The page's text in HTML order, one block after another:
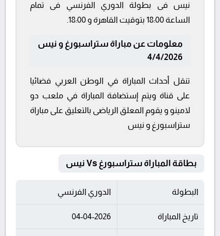
نيس فى بطولة الدوري الفرنسي فى تمام
الساعة 18:00 بتوقيت القاهرة و 18:00.
معلومات عن مباراة ستراسبورغ و نيس
4/4/2026
تنقل أحداث المباراة في الوطن العربي فضائيا
على قناة ويتم إستضافة المباراة في ملعب دو
لامينو و يقوم المعلق الرياضى بالتعليق على مباراة
ستراسبورغ و نيس
بطاقة المباراة ستراسبورغ Vs نيس
البطولة الدوري الفرنسي
تاريخ المباراة 04-04-2026